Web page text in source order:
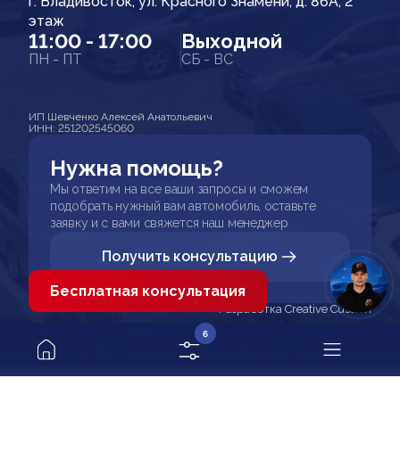
этаж
11:00 - 17:00
ПН - ПТ
Выходной
СБ - ВС
ИП Шевченко Алексей Анатольевич
ИНН: 251202545060
Нужна помощь?
Мы ответим на все ваши запросы и сможем
подобрать нужный вам автомобиль, оставьте
заявку и с вами свяжется наш менеджер
Получить консультацию
Разработка Creative Custom
6
Бесплатная консультация